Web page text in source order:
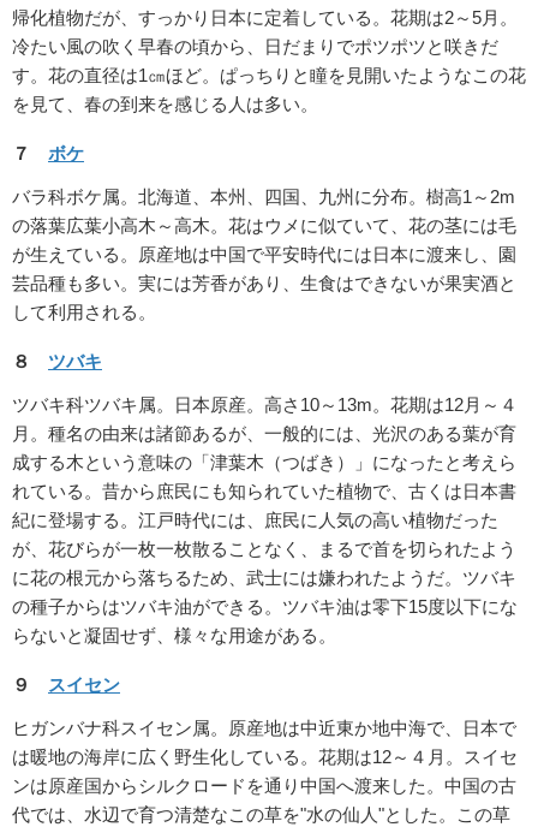
帰化植物だが、すっかり日本に定着している。花期は2～5月。
冷たい風の吹く早春の頃から、日だまりでポツポツと咲きだ
す。花の直径は1㎝ほど。ぱっちりと瞳を見開いたようなこの花
を見て、春の到来を感じる人は多い。
７ ボケ
バラ科ボケ属。北海道、本州、四国、九州に分布。樹高1～2m
の落葉広葉小高木～高木。花はウメに似ていて、花の茎には毛
が生えている。原産地は中国で平安時代には日本に渡来し、園
芸品種も多い。実には芳香があり、生食はできないが果実酒と
して利用される。
８ ツバキ
ツバキ科ツバキ属。日本原産。高さ10～13m。花期は12月～４
月。種名の由来は諸節あるが、一般的には、光沢のある葉が育
成する木という意味の「津葉木（つばき）」になったと考えら
れている。昔から庶民にも知られていた植物で、古くは日本書
紀に登場する。江戸時代には、庶民に人気の高い植物だった
が、花びらが一枚一枚散ることなく、まるで首を切られたよう
に花の根元から落ちるため、武士には嫌われたようだ。ツバキ
の種子からはツバキ油ができる。ツバキ油は零下15度以下にな
らないと凝固せず、様々な用途がある。
９ スイセン
ヒガンバナ科スイセン属。原産地は中近東か地中海で、日本で
は暖地の海岸に広く野生化している。花期は12～４月。スイセ
ンは原産国からシルクロードを通り中国へ渡来した。中国の古
代では、水辺で育つ清楚なこの草を"水の仙人"とした。この草